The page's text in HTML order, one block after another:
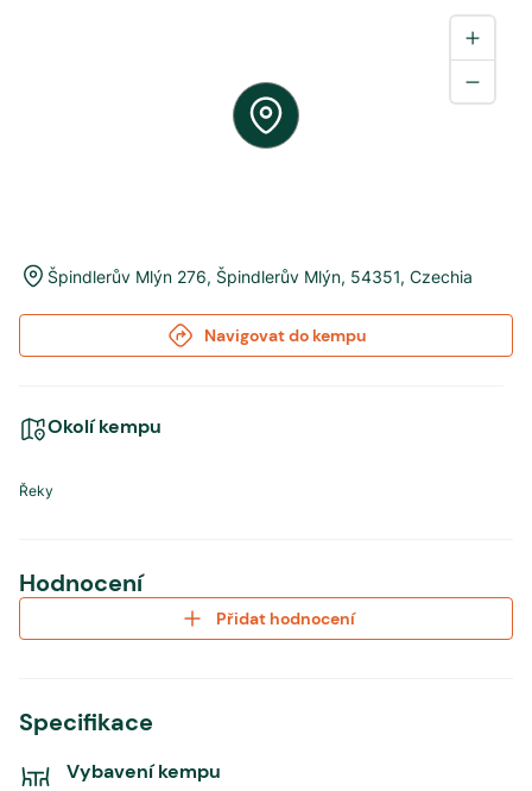
Špindlerův Mlýn 276, Špindlerův Mlýn, 54351, Czechia
Navigovat do kempu
Okolí kempu
Řeky
Hodnocení
Přidat hodnocení
Specifikace
Vybavení kempu